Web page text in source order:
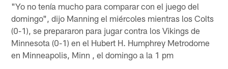
"Yo no tenía mucho para comparar con el juego del
domingo", dijo Manning el miércoles mientras los Colts
(0-1), se prepararon para jugar contra los Vikings de
Minnesota (0-1) en el Hubert H. Humphrey Metrodome
en Minneapolis, Minn , el domingo a la 1 pm